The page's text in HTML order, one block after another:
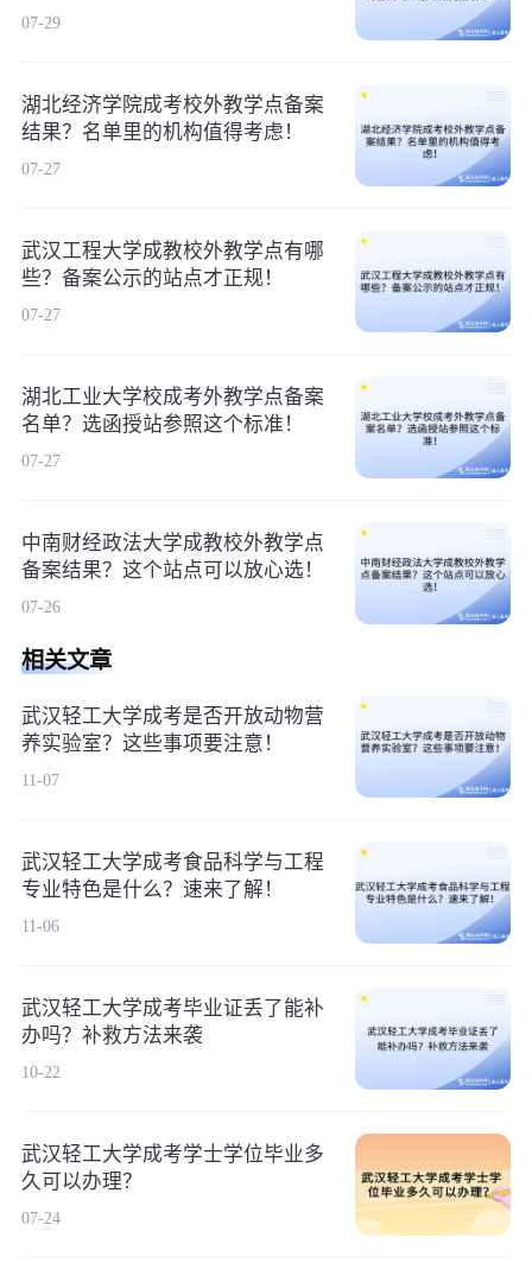
07-29
湖北经济学院成考校外教学点备案
结果？名单里的机构值得考虑！
07-27
武汉工程大学成教校外教学点有哪
些？备案公示的站点才正规！
07-27
湖北工业大学校成考外教学点备案
名单？选函授站参照这个标准！
07-27
中南财经政法大学成教校外教学点
备案结果？这个站点可以放心选！
07-26
相关文章
武汉轻工大学成考是否开放动物营
养实验室？这些事项要注意！
11-07
武汉轻工大学成考食品科学与工程
专业特色是什么？速来了解！
11-06
武汉轻工大学成考毕业证丢了能补
办吗？补救方法来袭
10-22
武汉轻工大学成考学士学位毕业多
久可以办理？
07-24